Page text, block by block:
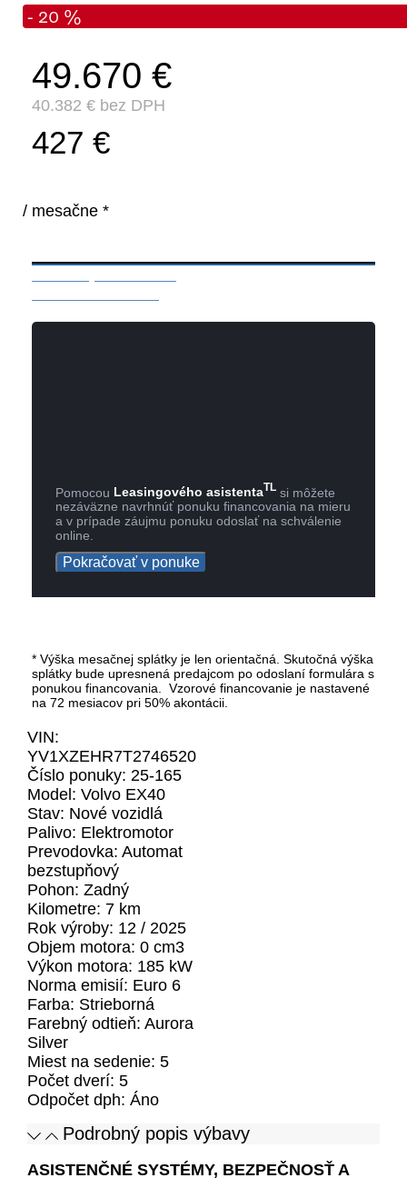
- 20 %
49.670 €
40.382 € bez DPH
427 €
/ mesačne *
Pomocou Leasingového asistentaTL si môžete
nezáväzne navrhnúť ponuku financovania na mieru
a v prípade záujmu ponuku odoslať na schválenie
online.
Pokračovať v ponuke
* Výška mesačnej splátky je len orientačná. Skutočná výška
splátky bude upresnená predajcom po odoslaní formulára s
ponukou financovania. Vzorové financovanie je nastavené
na 72 mesiacov pri 50% akontácii.
VIN:
YV1XZEHR7T2746520
Číslo ponuky: 25-165
Model: Volvo EX40
Stav: Nové vozidlá
Palivo: Elektromotor
Prevodovka: Automat
bezstupňový
Pohon: Zadný
Kilometre: 7 km
Rok výroby: 12 / 2025
Objem motora: 0 cm3
Výkon motora: 185 kW
Norma emisií: Euro 6
Farba: Strieborná
Farebný odtieň: Aurora
Silver
Miest na sedenie: 5
Počet dverí: 5
Odpočet dph: Áno
Podrobný popis výbavy
ASISTENČNÉ SYSTÉMY, BEZPEČNOSŤ A